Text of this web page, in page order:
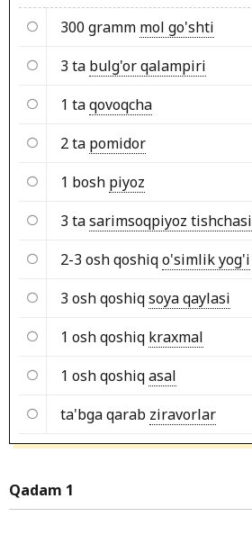
300 gramm mol go'shti
3 ta bulg'or qalampiri
1 taqovoqcha
2 ta pomidor
1 bosh piyoz
3 tasarimsoqpiyoz tishchasi
2-3 osh qoshiqo'simlik yog'i
3 osh qoshiqsoya qaylasi
1 osh qoshiq kraxmal
1 osh qoshiqasal
ta'bga qarab ziravorlar
Qadam 1